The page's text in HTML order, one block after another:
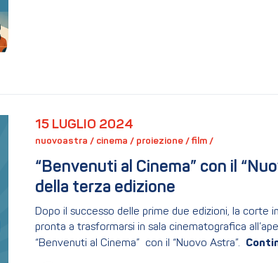
15 LUGLIO 2024
nuovoastra / cinema / proiezione / film /
“Benvenuti al Cinema” con il
della terza edizione
Dopo il successo delle prime due edizioni, la corte
pronta a trasformarsi in sala cinematografica
“Benvenuti al Cinema” con il “Nuovo Astra”.